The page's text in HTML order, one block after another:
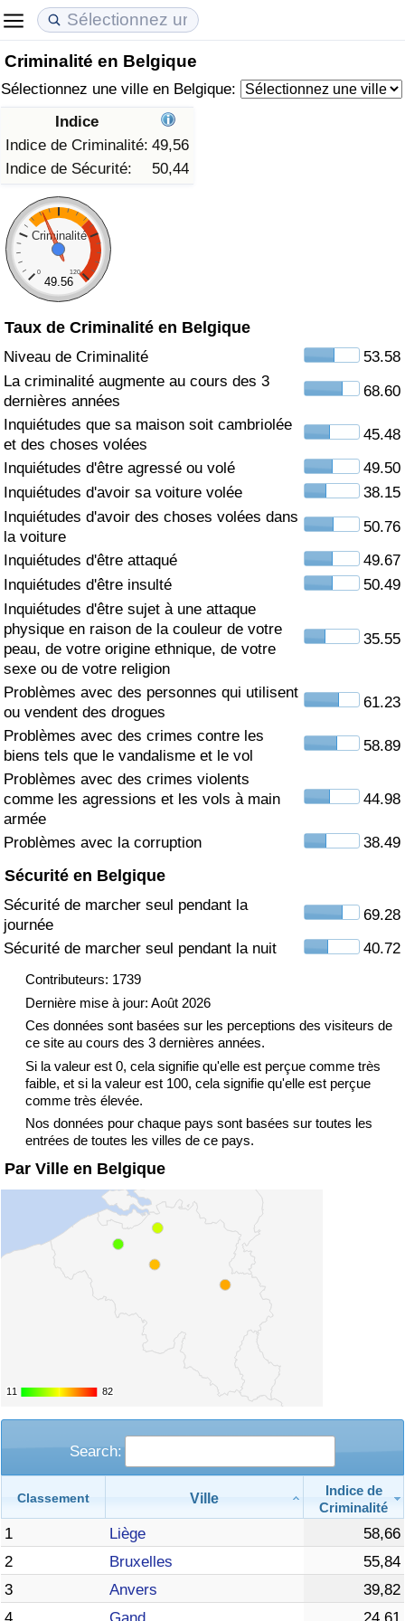
Criminalité en Belgique
Sélectionnez une ville en Belgique:
Indice
Indice de Criminalité: 49,56
Indice de Sécurité:
50,44
Criminalité
0 120
49.56
Taux de Criminalité en Belgique
Niveau de Criminalité
53.58
La criminalité augmente au cours des 3
dernières années
68.60
Inquiétudes que sa maison soit cambriolée
et des choses volées
45.48
Inquiétudes d'être agressé ou volé
49.50
Inquiétudes d'avoir sa voiture volée
38.15
Inquiétudes d'avoir des choses volées dans
la voiture
50.76
Inquiétudes d'être attaqué
49.67
Inquiétudes d'être insulté
50.49
Inquiétudes d'être sujet à une attaque
physique en raison de la couleur de votre
peau, de votre origine ethnique, de votre
sexe ou de votre religion
35.55
Problèmes avec des personnes qui utilisent
ou vendent des drogues
61.23
Problèmes avec des crimes contre les
biens tels que le vandalisme et le vol
58.89
Problèmes avec des crimes violents
comme les agressions et les vols à main
armée
44.98
Problèmes avec la corruption 38.49
Sécurité en Belgique
Sécurité de marcher seul pendant la
journée
69.28
Sécurité de marcher seul pendant la nuit
40.72
Contributeurs: 1739
Dernière mise à jour: Août 2026
Ces données sont basées sur les perceptions des visiteurs de
ce site au cours des 3 dernières années.
Si la valeur est 0, cela signifie qu'elle est perçue comme très
faible, et si la valeur est 100, cela signifie qu'elle est perçue
comme très élevée.
Nos données pour chaque pays sont basées sur toutes les
entrées de toutes les villes de ce pays.
Par Ville en Belgique
11
11 82
82
Search:
Classement Ville
Indice de
Criminalité
1 Liège
58,66
2
Bruxelles
55,84
3
Anvers
39,82
Coût de la vie
Indice du Coût de la Vie (Actuel)
Indice du Coût de la Vie
Indice du coût de la vie par pays
à Akaba
Prix de l'immobilier
Indice des Prix de l'immobilier (Actuel)
Indice des Prix de l'immobilier
Indice des Prix de l'immobilier par Pays
Qualité de Vie
Indice de Qualité de Vie
Indice de Qualité de Vie (Actuel)
Indice de qualité de vie par pays
Criminalité
Indice de Criminalité (Actuel)
Indice de criminalité par pays
Soins de santé
Indice des soins de santé (Actuel)
Indice des soins de santé
Indice des soins de santé par Pays
Pollution
Indice de Pollution (Actuel)
Indice de pollution
Indice de Pollution par Pays
Trafic
Indice de Trafic
Indice de Trafic (Actuel)
Indice de Trafic par Pays